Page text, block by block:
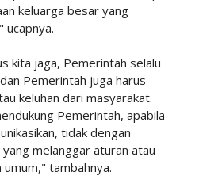
keluarga besar yang
ucapnya.
kita jaga, Pemerintah selalu
Pemerintah juga harus
keluhan dari masyarakat.
Pemerintah, apabila
tidak dengan
melanggar aturan atau
tambahnya.